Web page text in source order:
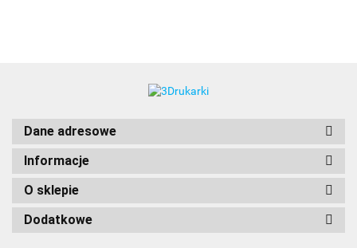
Dane adresowe
Informacje
O sklepie
Dodatkowe